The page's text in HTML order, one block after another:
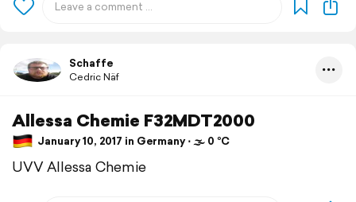
Schaffe
Cedric Näf
Allessa Chemie F32MDT2000
January 10, 2017 in Germany ⋅ 🌫 0 °C
UVV Allessa Chemie